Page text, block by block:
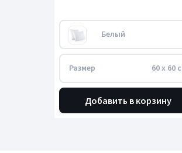
Белый
Размер 60 x 60
Добавить в корзину